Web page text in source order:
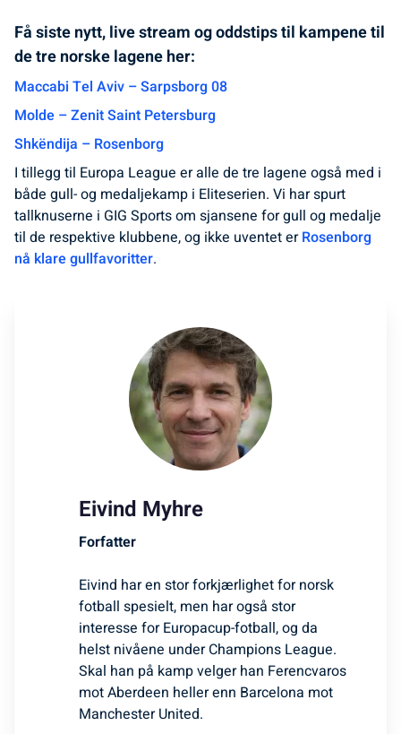
Få siste nytt, live stream og oddstips til kampene til
de tre norske lagene her:
Maccabi Tel Aviv – Sarpsborg 08
Molde – Zenit Saint Petersburg
Shkëndija – Rosenborg
I tillegg til Europa League er alle de tre lagene også med i
både gull- og medaljekamp i Eliteserien. Vi har spurt
tallknuserne i GIG Sports om sjansene for gull og medalje
til de respektive klubbene, og ikke uventet erRosenborg
nå klare gullfavoritter.
Eivind Myhre
Forfatter
Eivind har en stor forkjærlighet for norsk
fotball spesielt, men har også stor
interesse for Europacup-fotball, og da
helst nivåene under Champions League.
Skal han på kamp velger han Ferencvaros
mot Aberdeen heller enn Barcelona mot
Manchester United.